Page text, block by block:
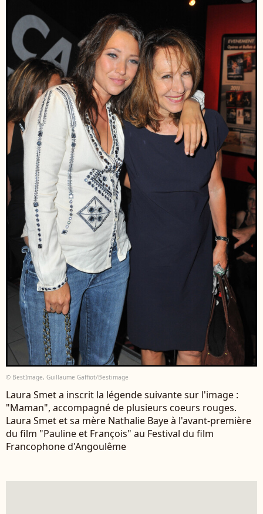
© BestImage, Guillaume Gaffiot/Bestimage
Laura Smet a inscrit la légende suivante sur l'image :
"Maman", accompagné de plusieurs coeurs rouges.
Laura Smet et sa mère Nathalie Baye à l'avant-première
du film "Pauline et François" au Festival du film
Francophone d'Angoulême